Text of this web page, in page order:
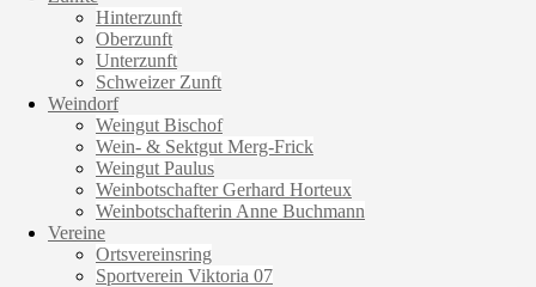
Hinterzunft
Oberzunft
Unterzunft
Schweizer Zunft
Weindorf
Weingut Bischof
Wein- & Sektgut Merg-Frick
Weingut Paulus
Weinbotschafter Gerhard Horteux
Weinbotschafterin Anne Buchmann
Vereine
Ortsvereinsring
Sportverein Viktoria 07